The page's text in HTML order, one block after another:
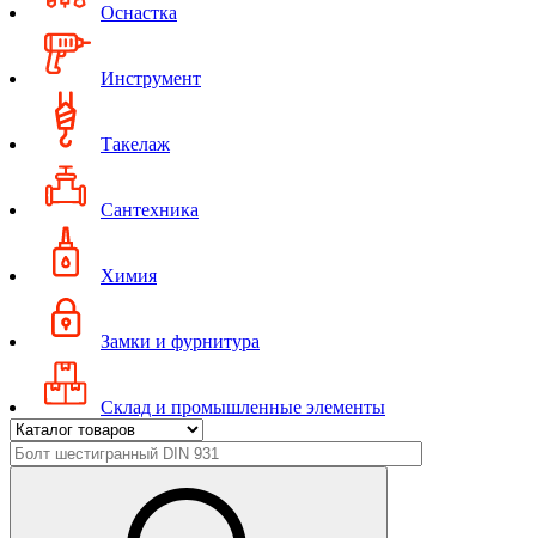
Оснастка
Инструмент
Такелаж
Сантехника
Химия
Замки и фурнитура
Склад и промышленные элементы